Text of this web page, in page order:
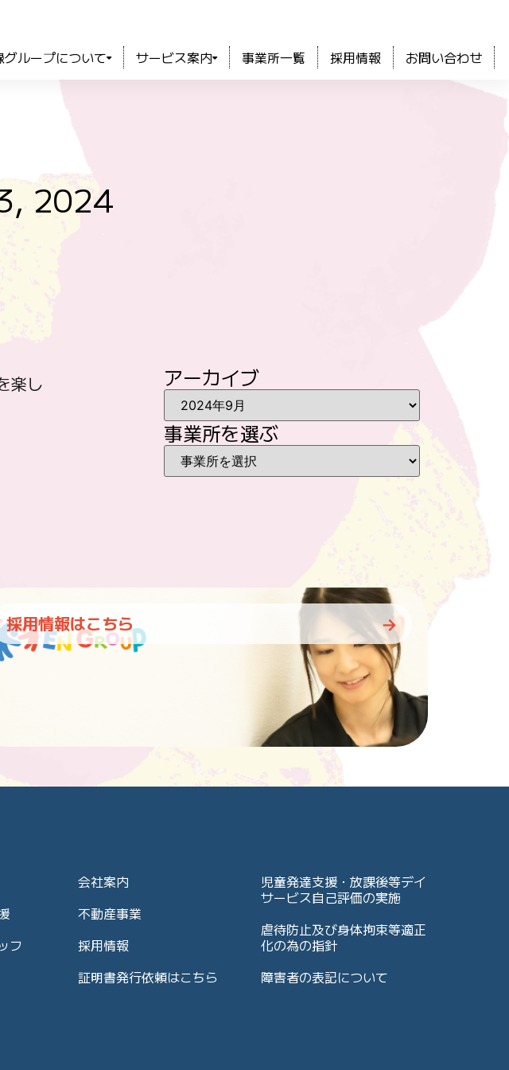
グループについて サービス案内 事業所一覧 採用情報 お問い合わせ
2024
楽し
アーカイブ
事業所を選ぶ
採用情報はこちら
フ
会社案内
不動産事業
採用情報
証明書発行依頼はこちら
児童発達支援・放課後等デイ
サービス自己評価の実施
虐待防止及び身体拘束等適正
化の為の指針
障害者の表記について